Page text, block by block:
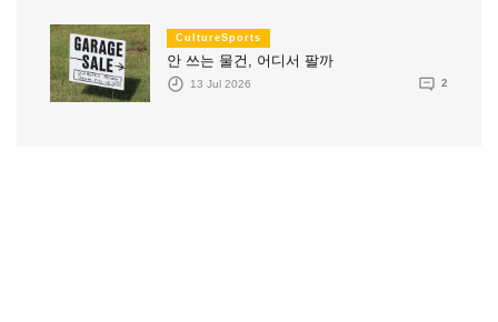
CultureSports
안 쓰는 물건, 어디서 팔까
13 Jul 2026 2